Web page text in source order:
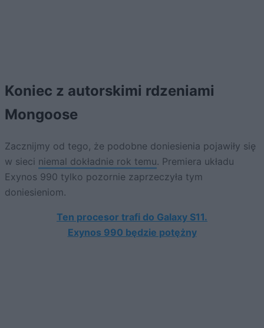
Koniec z autorskimi rdzeniami
Mongoose
Zacznijmy od tego, że podobne doniesienia pojawiły się
w sieci niemal dokładnie rok temu. Premiera układu
Exynos 990 tylko pozornie zaprzeczyła tym
doniesieniom.
Ten procesor trafi do Galaxy S11.
Exynos 990 będzie potężny